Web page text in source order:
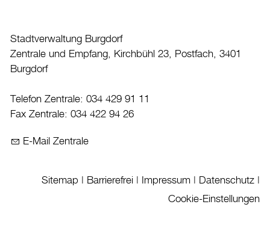
Sicherheit
Stadt, Recht und Politik
Tierisches
Stadtporträt
Verwaltung & Politik
Stadtverwaltung Burgdorf
Zentrale und Empfang, Kirchbühl 23, Postfach, 3401
Burgdorf
Telefon Zentrale: 034 429 91 11
Fax Zentrale: 034 422 94 26
E-Mail Zentrale
Sitemap Barrierefrei Impressum Datenschutz
Cookie-Einstellungen